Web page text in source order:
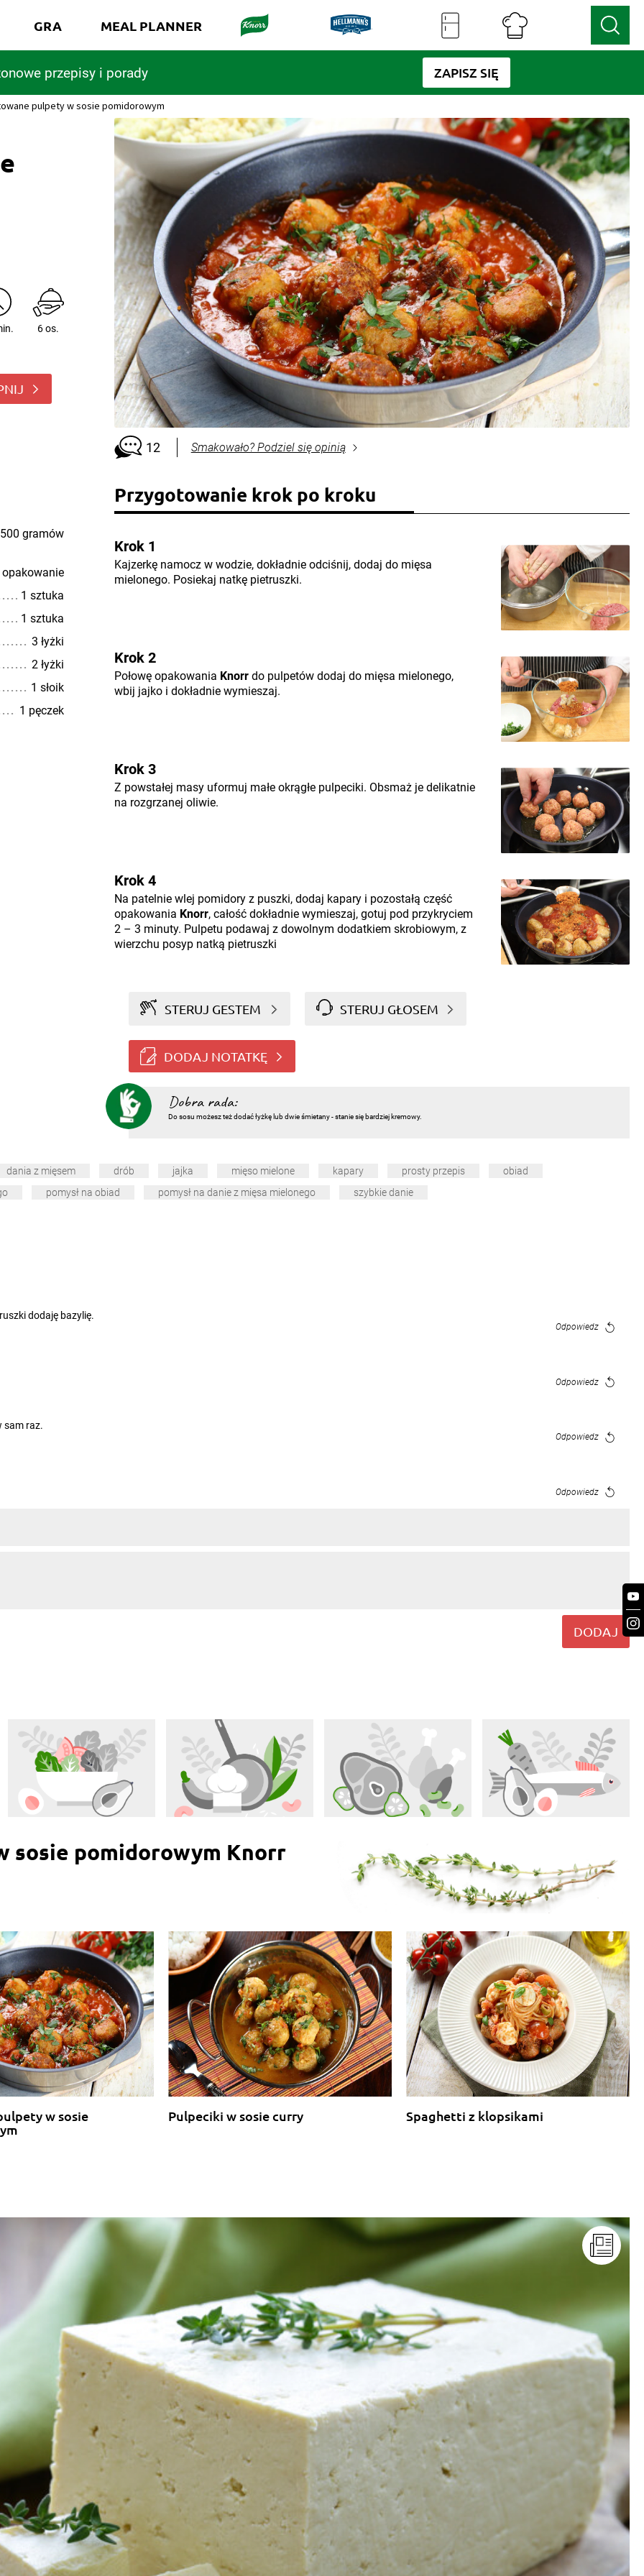
przepisy i porady ZAPISZ SIĘ
GRA MEAL PLANNER
pulpety w sosie pomidorowym
6 os.
12 Smakowało? Podziel się opinią
500 gramów
opakowanie
1 sztuka
1 sztuka
3 łyżki
2 łyżki
1 słoik
1 pęczek
Przygotowanie krok po kroku
Krok 1
Kajzerkę namocz w wodzie, dokładnie odciśnij, dodaj do mięsa
mielonego. Posiekaj natkę pietruszki.
Krok 2
Połowę opakowania Knorrdo pulpetów dodaj do mięsa mielonego,
wbij jajko i dokładnie wymieszaj.
Krok 3
Z powstałej masy uformuj małe okrągłe pulpeciki. Obsmaż je delikatnie
na rozgrzanej oliwie.
Krok 4
Na patelnie wlej pomidory z puszki, dodaj kapary i pozostałą część
opakowania Knorr, całość dokładnie wymieszaj, gotuj pod przykryciem
2 – 3 minuty. Pulpetu podawaj z dowolnym dodatkiem skrobiowym, z
wierzchu posyp natką pietruszki
STERUJ GESTEM STERUJ GŁOSEM
DODAJ NOTATKĘ
Dobra rada:
Do sosu możesz też dodać łyżkę lub dwie śmietany - stanie się bardziej kremowy.
dania z mięsem drób jajka mięso mielone kapary prosty przepis
obiad
pomysł na obiad pomysł na danie z mięsa mielonego szybkie danie
dodaję bazylię.
Odpowiedz
Odpowiedz
sam raz.
Odpowiedz
Odpowiedz
Odpowiedz
Odpowiedz
Odpowiedz
DODAJ
sosie pomidorowym Knorr
w sosie
Pulpeciki w sosie curry Spaghetti z klopsikami